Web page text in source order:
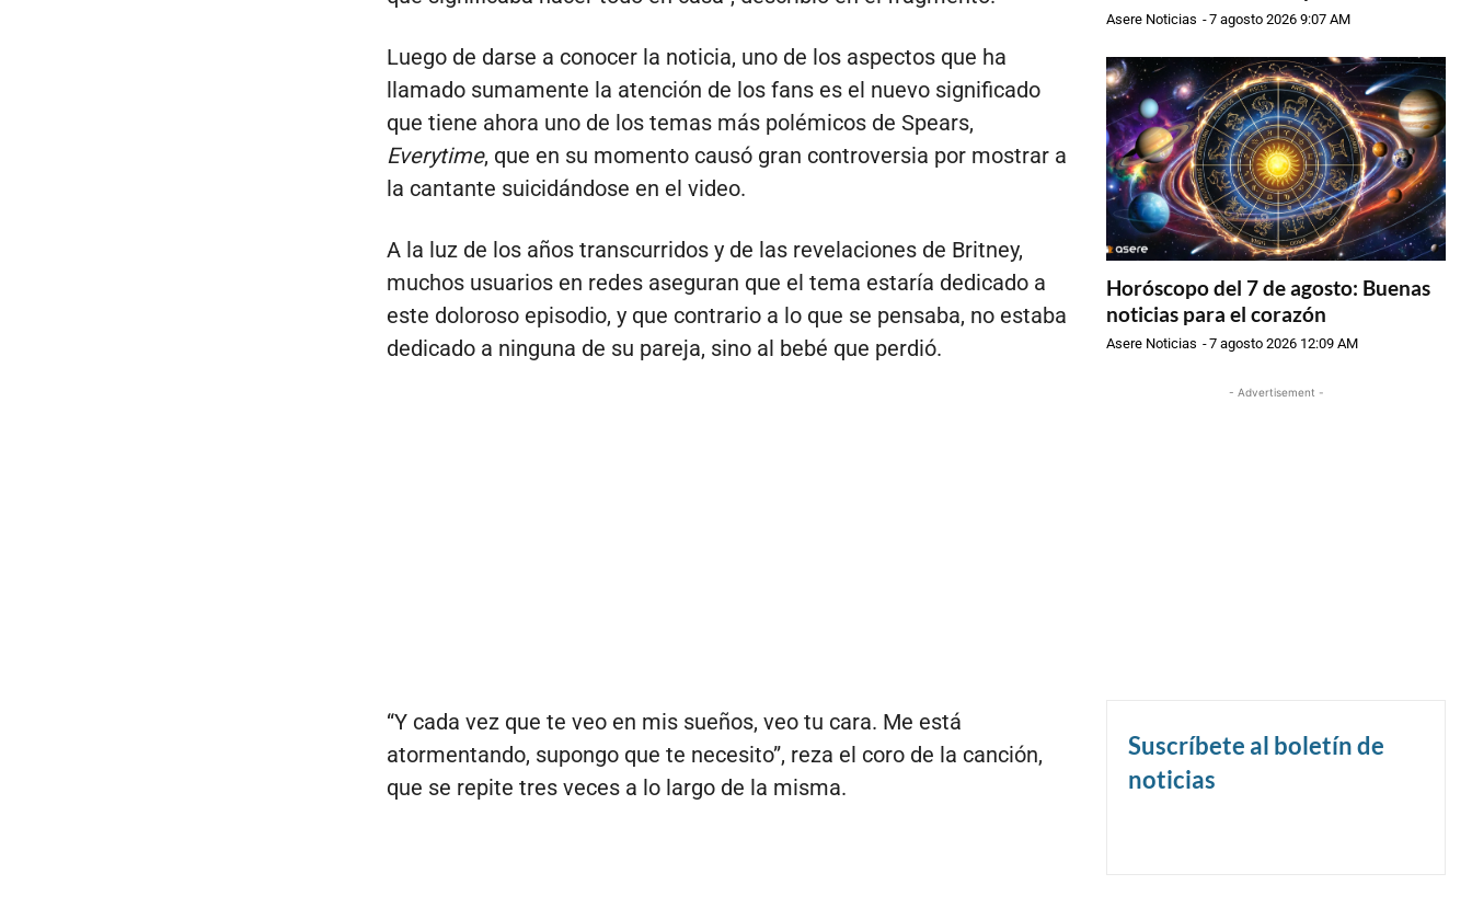
Luego de darse a conocer la noticia, uno de los aspectos que ha
llamado sumamente la atención de los fans es el nuevo significado
que tiene ahora uno de los temas más polémicos de Spears,
Everytime, que en su momento causó gran controversia por mostrar a
la cantante suicidándose en el video.
A la luz de los años transcurridos y de las revelaciones de Britney,
muchos usuarios en redes aseguran que el tema estaría dedicado a
este doloroso episodio, y que contrario a lo que se pensaba, no estaba
dedicado a ninguna de su pareja, sino al bebé que perdió.
“Y cada vez que te veo en mis sueños, veo tu cara. Me está
atormentando, supongo que te necesito”, reza el coro de la canción,
que se repite tres veces a lo largo de la misma.
Asere Noticias -7 agosto 2026 9:07 AM
Horóscopo del 7 de agosto: Buenas
noticias para el corazón
Asere Noticias -7 agosto 2026 12:09 AM
- Advertisement -
Suscríbete al boletín de
noticias